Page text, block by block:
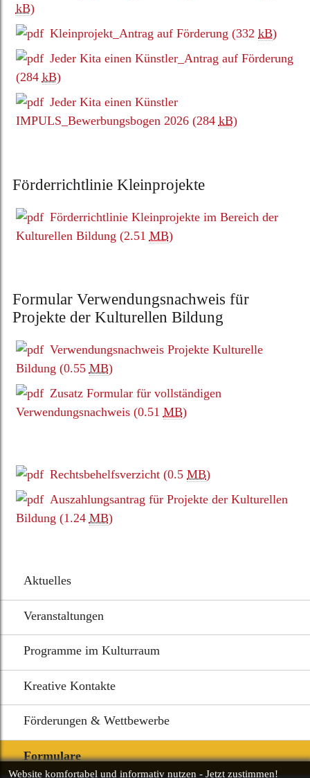
kB)
Kleinprojekt_Antrag auf Förderung (332 kB)
Jeder Kita einen Künstler_Antrag auf Förderung
(284 kB)
Jeder Kita einen Künstler
IMPULS_Bewerbungsbogen 2026(284 kB)
Förderrichtlinie Kleinprojekte
Förderrichtlinie Kleinprojekte im Bereich der
Kulturellen Bildung (2.51 MB)
Formular Verwendungsnachweis für
Projekte der Kulturellen Bildung
Verwendungsnachweis Projekte Kulturelle
Bildung (0.55 MB)
Zusatz Formular für vollständigen
Verwendungsnachweis(0.51 MB)
Rechtsbehelfsverzicht (0.5 MB)
Auszahlungsantrag für Projekte der Kulturellen
Bildung (1.24 MB)
Aktuelles
Veranstaltungen
Programme im Kulturraum
Kreative Kontakte
Förderungen & Wettbewerbe
Formulare
Website komfortabel und informativ nutzen - Jetzt zustimmen!